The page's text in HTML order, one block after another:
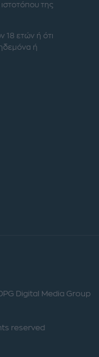
της
18 ετών ή ότι
ή
Digital Media Group
reserved